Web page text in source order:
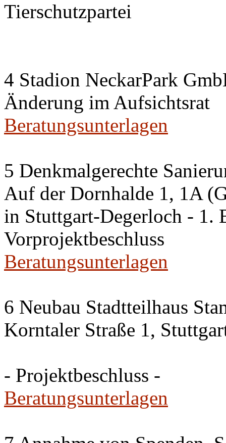
Tierschutzpartei
4 Stadion NeckarPark
Änderung im Aufsichtsrat
Beratungsunterlagen
5 Denkmalgerechte
Auf der Dornhalde 1, 1A
in Stuttgart-Degerloch - 1.
Vorprojektbeschluss
Beratungsunterlagen
6 Neubau Stadtteilhaus
Korntaler Straße 1,
- Projektbeschluss -
Beratungsunterlagen